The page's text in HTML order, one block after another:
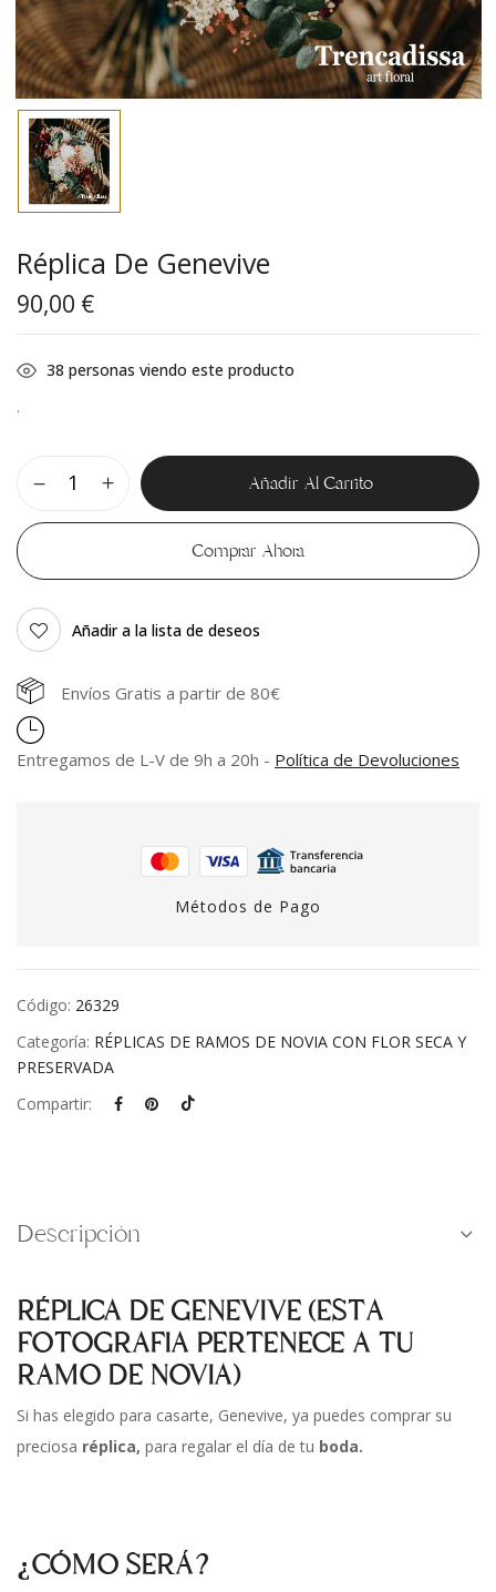
Réplica De Genevive
90,00 €
38 personas viendo este producto
.
Añadir Al Carrito
Comprar Ahora
Añadir a la lista de deseos
Envíos Gratis a partir de 80€
Entregamos de L-V de 9h a 20h - Política de Devoluciones
Métodos de Pago
Código: 26329
Categoría: RÉPLICAS DE RAMOS DE NOVIA CON FLOR SECA Y
PRESERVADA
Compartir:
Descripción
RÉPLICA DE GENEVIVE (ESTA
FOTOGRAFIA PERTENECE A TU
RAMO DE NOVIA)
Si has elegido para casarte, Genevive, ya puedes comprar su
preciosa réplica, para regalar el día de tu boda.
¿CÓMO SERÁ?